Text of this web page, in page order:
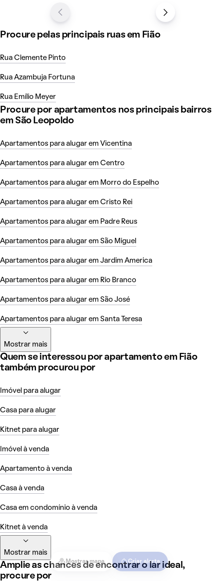
Mostrar mapa Criar alerta
Procure pelas principais ruas em Fião
Rua Clemente Pinto
Rua Azambuja Fortuna
Rua Emílio Meyer
Procure por apartamentos nos principais bairros
em São Leopoldo
Apartamentos para alugar em Vicentina
Apartamentos para alugar em Centro
Apartamentos para alugar em Morro do Espelho
Apartamentos para alugar em Cristo Rei
Apartamentos para alugar em Padre Reus
Apartamentos para alugar em São Miguel
Apartamentos para alugar em Jardim America
Apartamentos para alugar em Rio Branco
Apartamentos para alugar em São José
Apartamentos para alugar em Santa Teresa
Mostrar mais
Quem se interessou por apartamento em Fião
também procurou por
Imóvel para alugar
Casa para alugar
Kitnet para alugar
Imóvel à venda
Apartamento à venda
Casa à venda
Casa em condomínio à venda
Kitnet à venda
Mostrar mais
Amplie as chances de encontrar o lar ideal,
procure por